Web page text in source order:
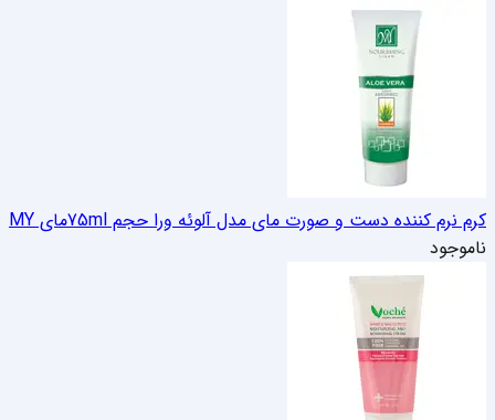
کرم نرم کننده دست و صورت مای مدل آلوئه ورا حجم 75ml
مای MY
ناموجود